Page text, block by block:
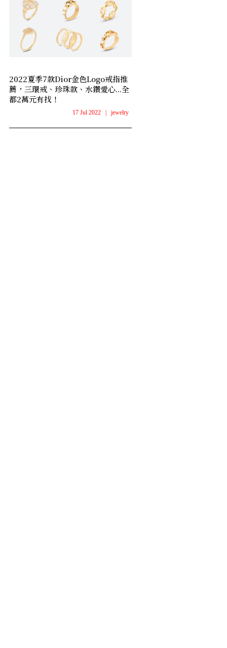
2022夏季7款Dior金色Logo戒指推
薦，三環戒、珍珠款、水鑽愛心...全
都2萬元有找！
17 Jul 2022 jewelry